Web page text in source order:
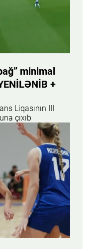
minimal
+
Liqasının III
çıxıb